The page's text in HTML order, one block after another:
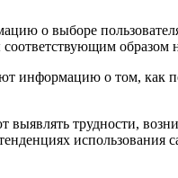
о выборе
образом
о том, как
трудности,